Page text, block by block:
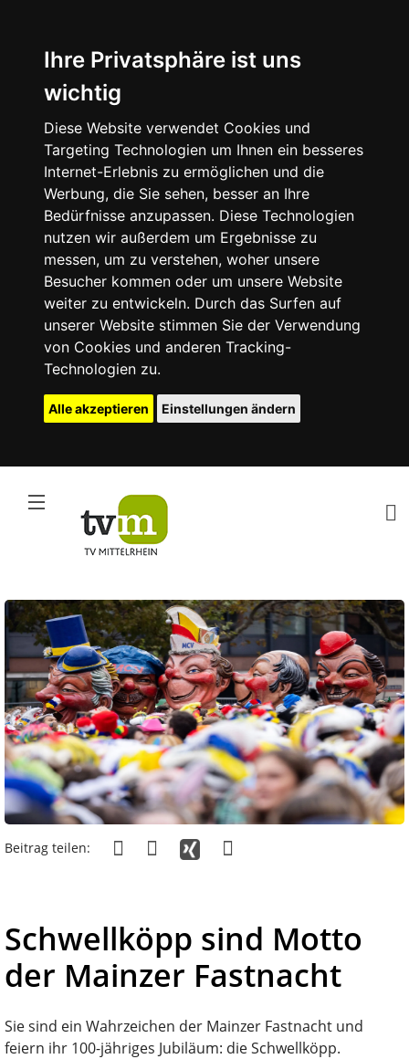
Ihre Privatsphäre ist uns
wichtig
Diese Website verwendet Cookies und
Targeting Technologien um Ihnen ein besseres
Internet-Erlebnis zu ermöglichen und die
Werbung, die Sie sehen, besser an Ihre
Bedürfnisse anzupassen. Diese Technologien
nutzen wir außerdem um Ergebnisse zu
messen, um zu verstehen, woher unsere
Besucher kommen oder um unsere Website
weiter zu entwickeln. Durch das Surfen auf
unserer Website stimmen Sie der Verwendung
von Cookies und anderen Tracking-
Technologien zu.
Alle akzeptieren Einstellungen ändern
Beitrag teilen:
Schwellköpp sind Motto
der Mainzer Fastnacht
Sie sind ein Wahrzeichen der Mainzer Fastnacht und
feiern ihr 100-jähriges Jubiläum: die Schwellköpp.